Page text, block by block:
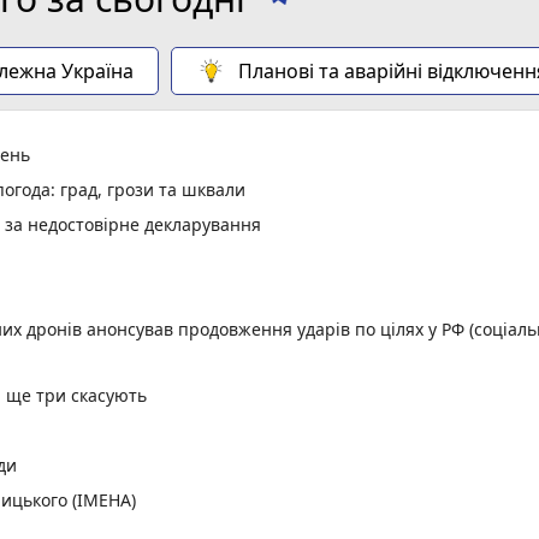
Україна Планові та аварійні
град, грози та шквали
недостовірне декларування
дронів анонсував продовження ударів по цілях у РФ
ще три скасують
(ІМЕНА)